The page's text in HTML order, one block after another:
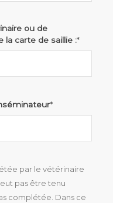
ou de
la carte de saillie :*
*
par le vétérinaire
pas être tenu
complétée. Dans ce